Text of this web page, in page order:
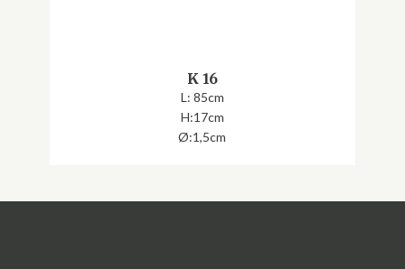
K 16
L: 85cm
H:17cm
Ø:1,5cm